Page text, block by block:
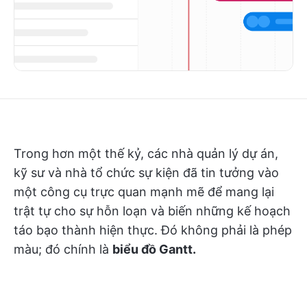
Trong hơn một thế kỷ, các nhà quản lý dự án,
kỹ sư và nhà tổ chức sự kiện đã tin tưởng vào
một công cụ trực quan mạnh mẽ để mang lại
trật tự cho sự hỗn loạn và biến những kế hoạch
táo bạo thành hiện thực. Đó không phải là phép
màu; đó chính là biểu đồ Gantt.